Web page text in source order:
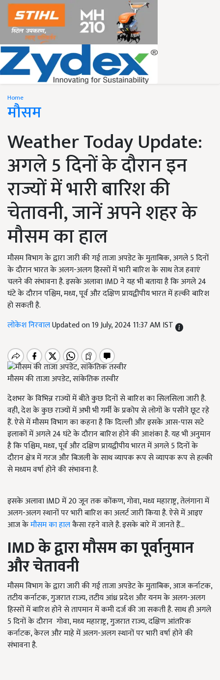
Home
मौसम
Weather Today Update:
अगले 5 दिनों के दौरान इन
राज्यों में भारी बारिश की
चेतावनी, जानें अपने शहर के
मौसम का हाल
मौसम विभाग के द्वारा जारी की गई ताजा अपडेट के मुताबिक, अगले 5 दिनों
के दौरान भारत के अलग-अलग हिस्सों में भारी बारिश के साथ तेज हवाएं
चलने की संभावना है. इसके अलावा IMD ने यह भी बताया है कि अगले 24
घंटे के दौरान पश्चिम, मध्य, पूर्व और दक्षिण प्रायद्वीपीय भारत में हल्की बारिश
हो सकती है.
लोकेश निरवालUpdated on 19 July, 2024 11:37 AM IST
मौसम की ताजा अपडेट, सांकेतिक तस्वीर
देशभर के विभिन्न राज्यों में बीते कुछ दिनों से बारिश का सिलसिला जारी है.
वही, देश के कुछ राज्यों में अभी भी गर्मी के प्रकोप से लोगों के पसीने छूट रहे
हैं. ऐसे में मौसम विभाग का कहना है कि दिल्ली और इसके आस-पास सटे
इलाकों में अगले 24 घंटे के दौरान बारिश होने की आशंका है. यह भी अनुमान
है कि पश्चिम, मध्य, पूर्व और दक्षिण प्रायद्वीपीय भारत में अगले 5 दिनों के
दौरान क्षेत्र में गरज और बिजली के साथ व्यापक रूप से व्यापक रूप से हल्की
से मध्यम वर्षा होने की संभावना है.
इसके अलावा IMD में 20 जून तक कोंकण, गोवा, मध्य महाराष्ट्र, तेलंगाना में
अलग-अलग स्थानों पर भारी बारिश का अलर्ट जारी किया है. ऐसे में आइए
आज केमौसम का हालकैसा रहने वाले है. इसके बारे में जानते हैं...
IMDके द्वारा मौसम का पूर्वानुमान
और चेतावनी
मौसम विभाग के द्वारा जारी की गई ताजा अपडेट के मुताबिक, आज कर्नाटक,
तटीय कर्नाटक, गुजरात राज्य, तटीय आंध्र प्रदेश और यनम के अलग-अलग
हिस्सों में बारिश होने से तापमान में कमी दर्ज की जा सकती है. साथ ही अगले
5 दिनों के दौरान गोवा, मध्य महाराष्ट्र, गुजरात राज्य, दक्षिण आंतरिक
कर्नाटक, केरल और माहे में अलग-अलग स्थानों पर भारी वर्षा होने की
संभावना है.